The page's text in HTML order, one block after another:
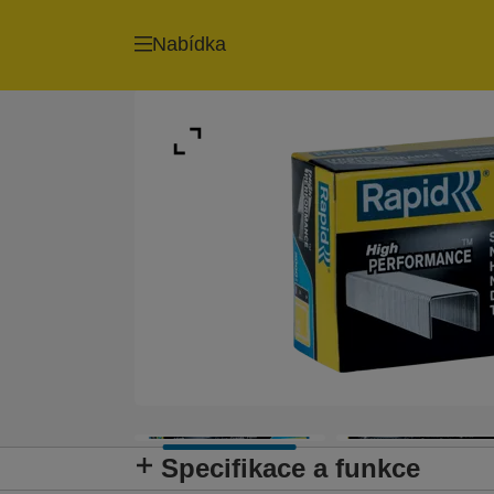
Nabídka
Specifikace a funkce